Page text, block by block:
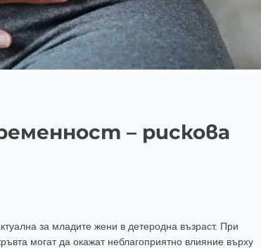
– рискова
за младите жени в детеродна възраст. При
могат да окажат неблагоприятно влияние върху